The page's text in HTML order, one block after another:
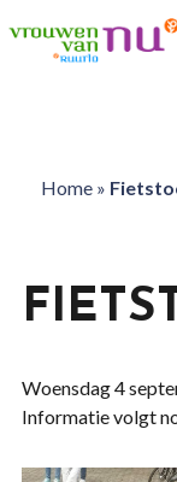
Home»
Woensdag 4
Informatie volgt